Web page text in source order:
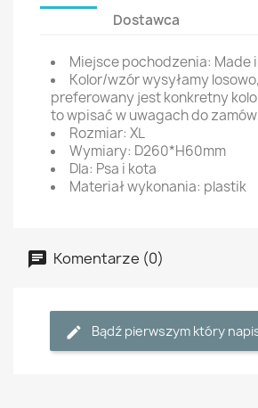
Dostawca
Miejsce pochodzenia: Made
Kolor/wzór wysyłamy
preferowany jest konkretny
to wpisać w uwagach do
Rozmiar: XL
Wymiary: D260*H60mm
Dla: Psa i kota
Materiał wykonania: plastik
Komentarze (0)
Bądź pierwszym który